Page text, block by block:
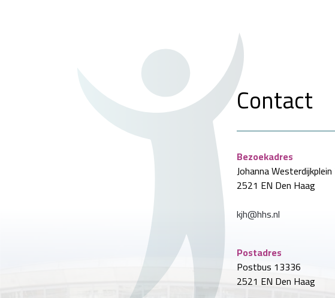
Contact
Bezoekadres
Johanna Westerdijkplein
2521 EN Den Haag
kjh@hhs.nl
Postadres
Postbus 13336
2521 EN Den Haag